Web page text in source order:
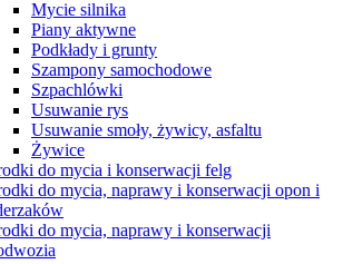
Mycie silnika
Piany aktywne
Podkłady i grunty
Szampony samochodowe
Szpachlówki
Usuwanie rys
Usuwanie smoły, żywicy, asfaltu
Żywice
do mycia i konserwacji felg
do mycia, naprawy i konserwacji opon i
do mycia, naprawy i konserwacji